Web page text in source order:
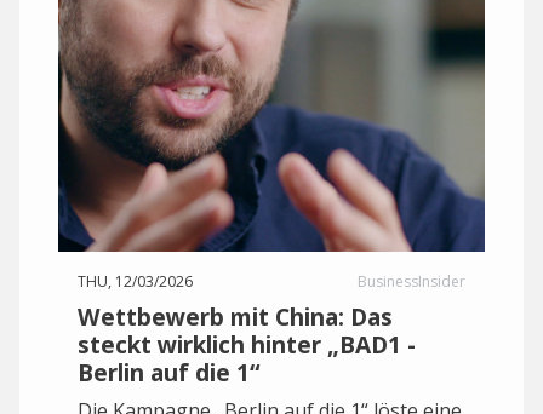
THU, 12/03/2026 BusinessInsider
Wettbewerb mit China: Das
steckt wirklich hinter „BAD1 -
Berlin auf die 1“